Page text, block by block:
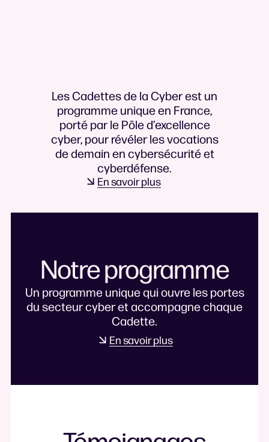
LesCadettesdelaCyberestun
programmeuniqueen France,
porté par le Pôled’excellence
cyber, pour révéler lesvocations
dedemainencybersécuritéet
cyberdéfense.
En savoir plus
Notreprogramme
Un programme uniquequiouvre les portes
dusecteurcyberetaccompagnechaque
Cadette.
En savoir plus